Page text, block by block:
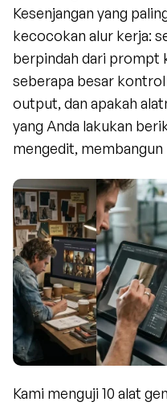
Kesenjangan yang
kecocokan alur kerja:
berpindah dari prompt
seberapa besar kontrol
output, dan apakah
yang Anda lakukan
mengedit,
Kami menguji 10 alat